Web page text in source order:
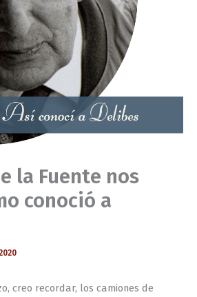
la Fuente nos
conoció a
creo recordar, los camiones de